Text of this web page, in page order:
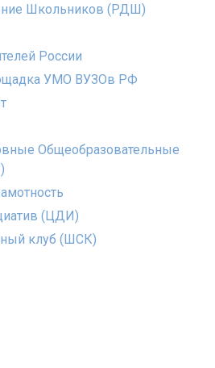
Школьников (РДШ)
России
УМО ВУЗОв РФ
Общеобразовательные
(ЦДИ)
клуб (ШСК)